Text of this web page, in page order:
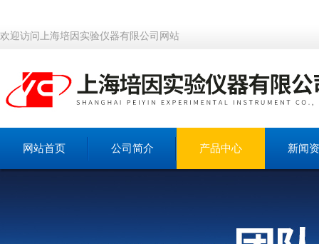
欢迎访问上海培因实验仪器有限公司网站
网站首页 公司简介 产品中心 新闻